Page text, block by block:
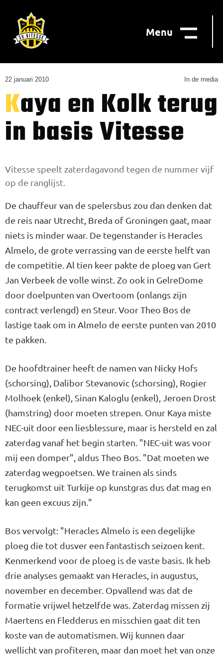
Menu
22 januari 2010 In de media
Kaya en Kolk terug
in basis Vitesse
Vitesse speelt zaterdagavond tegen de nummer vijf
op de ranglijst.
De chauffeur van de spelersbus zou dan denken dat
de reis naar Utrecht, Breda of Groningen gaat, maar
niets is minder waar. De tegenstander is Heracles
Almelo, de grote verrassing van de eerste helft van
de competitie. Al tien keer pakte de ploeg van Gert
Jan Verbeek de volle winst. Zo ook in GelreDome
door doelpunten van Overtoom (onlangs zijn
contract verlengd) en Steur. Voor Theo Bos de
lastige taak om in Almelo de eerste punten van 2010
te pakken.
De hoofdtrainer heeft de namen van Nicky Hofs
(schorsing), Dalibor Stevanovic (schorsing), Rogier
Molhoek (enkel), Sinan Kaloglu (enkel), Jeroen Drost
(hamstring) door moeten strepen. Onur Kaya miste
NEC-uit door een liesblessure, maar is hersteld en zal
zaterdag vanaf het begin starten. "NEC-uit was voor
mij een domper", aldus Theo Bos. "Dat moeten we
zaterdag wegpoetsen. We trainen als sinds
terugkomst uit Turkije op kunstgras dus dat mag en
kan geen excuus zijn."
Bos vervolgt: "Heracles Almelo is een degelijke
ploeg die tot dusver een fantastisch seizoen kent.
Kenmerkend voor de ploeg is de vaste basis. Ik heb
drie analyses gemaakt van Heracles, in augustus,
november en december. Opvallend was dat de
formatie vrijwel hetzelfde was. Zaterdag missen zij
Maertens en Fledderus en misschien gaat dit ten
koste van de automatismen. Wij kunnen daar
wellicht van profiteren, maar dan moet het van onze